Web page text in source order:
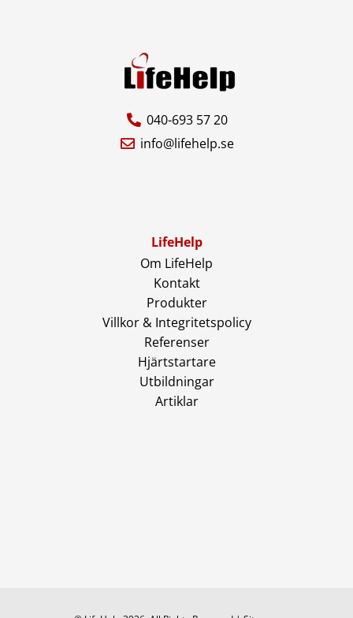
040-693 57 20
info@lifehelp.se
LifeHelp
Om LifeHelp
Kontakt
Produkter
Villkor & Integritetspolicy
Referenser
Hjärtstartare
Utbildningar
Artiklar